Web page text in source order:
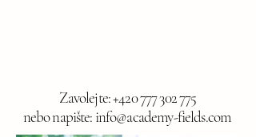
Zavolejte:+420 777 302 775
nebo napište: info@academy-fields.com